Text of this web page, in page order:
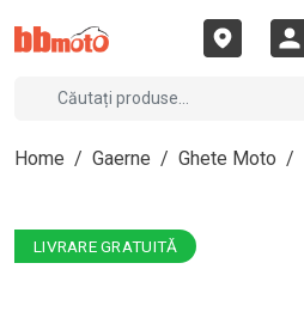
Home / Gaerne / Ghete Moto /
LIVRARE GRATUITĂ